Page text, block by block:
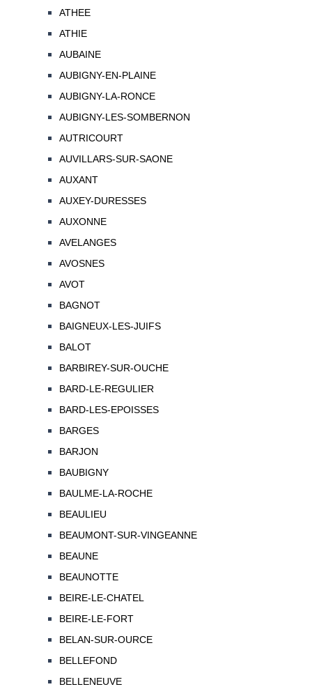
ATHEE
ATHIE
AUBAINE
AUBIGNY-EN-PLAINE
AUBIGNY-LA-RONCE
AUBIGNY-LES-SOMBERNON
AUTRICOURT
AUVILLARS-SUR-SAONE
AUXANT
AUXEY-DURESSES
AUXONNE
AVELANGES
AVOSNES
AVOT
BAGNOT
BAIGNEUX-LES-JUIFS
BALOT
BARBIREY-SUR-OUCHE
BARD-LE-REGULIER
BARD-LES-EPOISSES
BARGES
BARJON
BAUBIGNY
BAULME-LA-ROCHE
BEAULIEU
BEAUMONT-SUR-VINGEANNE
BEAUNE
BEAUNOTTE
BEIRE-LE-CHATEL
BEIRE-LE-FORT
BELAN-SUR-OURCE
BELLEFOND
BELLENEUVE